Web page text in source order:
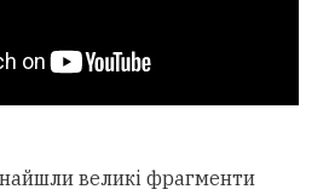
великі фрагменти